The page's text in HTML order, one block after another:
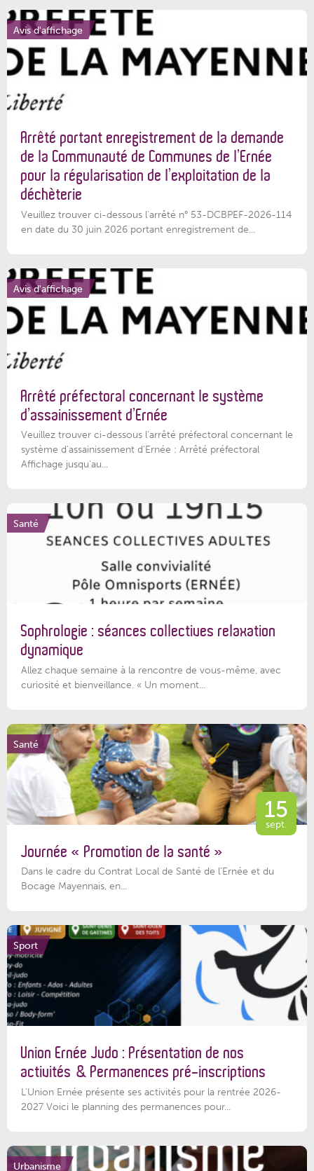
Avis d'affichage
Arrêté portant enregistrement de la demande
de la Communauté de Communes de l’Ernée
pour la régularisation de l’exploitation de la
déchèterie
Veuillez trouver ci-dessous l'arrêté n° 53-DCBPEF-2026-114
en date du 30 juin 2026 portant enregistrement de...
Avis d'affichage
Arrêté préfectoral concernant le système
d’assainissement d’Ernée
Veuillez trouver ci-dessous l’arrêté préfectoral concernant le
système d'assainissement d'Ernée : Arrêté préfectoral
Affichage jusqu'au...
Santé
Sophrologie : séances collectives relaxation
dynamique
Allez chaque semaine à la rencontre de vous-même, avec
curiosité et bienveillance. « Un moment...
Santé
15
sept.
Journée « Promotion de la santé »
Dans le cadre du Contrat Local de Santé de l’Ernée et du
Bocage Mayennais, en...
Sport
Union Ernée Judo : Présentation de nos
activités & Permanences pré-inscriptions
L'Union Ernée présente ses activités pour la rentrée 2026-
2027 Voici le planning des permanences pour...
Urbanisme